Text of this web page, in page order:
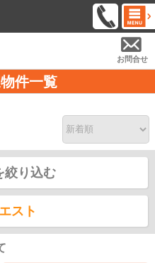
お問合せ
件一覧
絞り込む
スト